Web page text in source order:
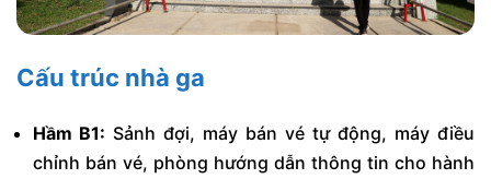
Cấu trúc nhà ga
Hầm B1: Sảnh đợi, máy bán vé tự động, máy điều
chỉnh bán vé, phòng hướng dẫn thông tin cho hành